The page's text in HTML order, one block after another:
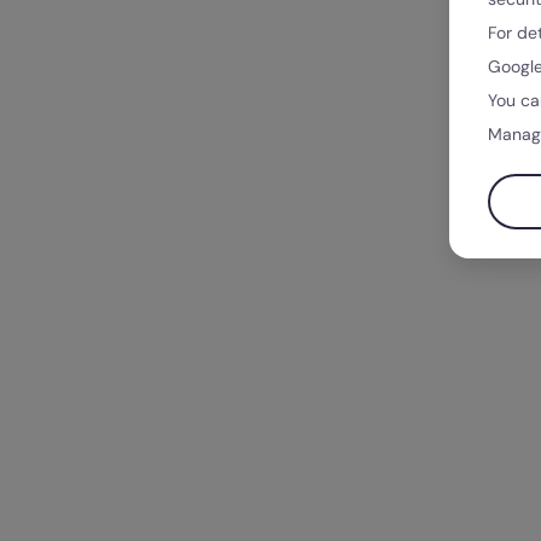
For
You